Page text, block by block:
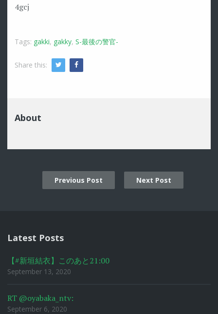
4gcj
Tags: gakki, gakky, S-最後の警官-
Share this: Twitter
About
Previous Post Next Post
Latest Posts
【#新垣結衣】このあと21:00
September 13, 2020
RT @oyabaka_ntv:
September 6, 2020